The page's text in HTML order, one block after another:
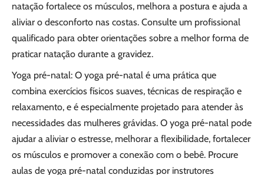
natação fortalece os músculos, melhora a postura e ajuda a
aliviar o desconforto nas costas. Consulte um profissional
qualificado para obter orientações sobre a melhor forma de
praticar natação durante a gravidez.
Yoga pré-natal: O yoga pré-natal é uma prática que
combina exercícios físicos suaves, técnicas de respiração e
relaxamento, e é especialmente projetado para atender às
necessidades das mulheres grávidas. O yoga pré-natal pode
ajudar a aliviar o estresse, melhorar a flexibilidade, fortalecer
os músculos e promover a conexão com o bebê. Procure
aulas de yoga pré-natal conduzidas por instrutores